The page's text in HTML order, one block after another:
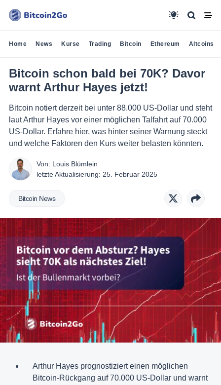
Home News Kurse Trading Bitcoin Ethereum Altcoins
Bitcoin schon bald bei 70K? Davor
warnt Arthur Hayes jetzt!
Bitcoin notiert derzeit bei unter 88.000 US-Dollar und steht
laut Arthur Hayes vor einer möglichen Talfahrt auf 70.000
US-Dollar. Erfahre hier, was hinter seiner Warnung steckt
und welche Faktoren den Kurs weiter belasten könnten.
Von: Louis Blümlein
letzte Aktualisierung: 25. Februar 2025
Bitcoin News
Arthur Hayes prognostiziert einen möglichen
Bitcoin-Rückgang auf 70.000 US-Dollar und warnt